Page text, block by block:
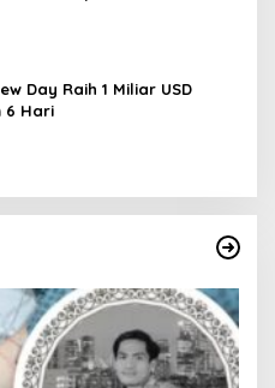
Day Raih 1 Miliar USD
6 Hari